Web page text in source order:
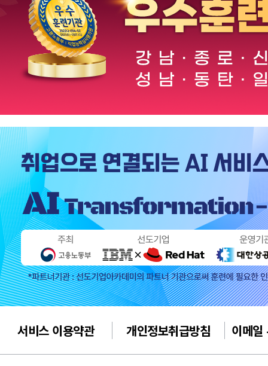
서비스 이용약관 개인정보취급방침 이메일